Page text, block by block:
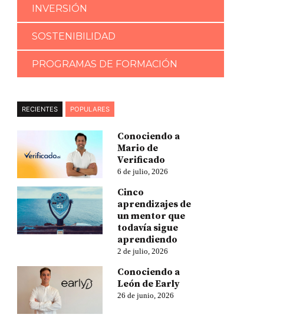
INVERSIÓN
SOSTENIBILIDAD
PROGRAMAS DE FORMACIÓN
RECIENTES POPULARES
Conociendo a
Mario de
Verificado
6 de julio, 2026
Cinco
aprendizajes de
un mentor que
todavía sigue
aprendiendo
2 de julio, 2026
Conociendo a
León de Early
26 de junio, 2026